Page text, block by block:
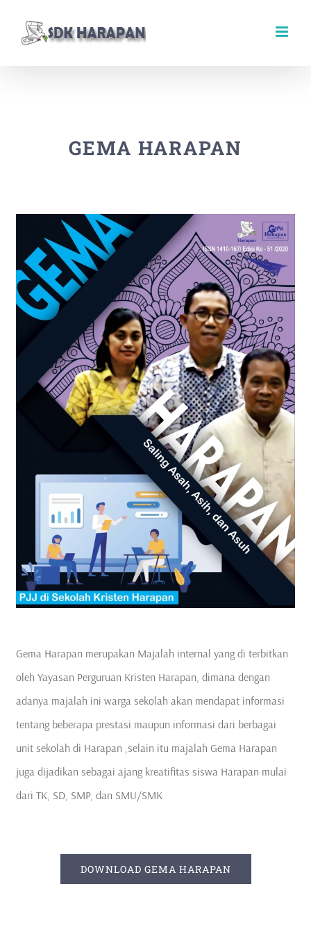
GEMA HARAPAN
Gema Harapan merupakan Majalah internal yang di terbitkan
oleh Yayasan Perguruan Kristen Harapan, dimana dengan
adanya majalah ini warga sekolah akan mendapat informasi
tentang beberapa prestasi maupun informasi dari berbagai
unit sekolah di Harapan ,selain itu majalah Gema Harapan
juga dijadikan sebagai ajang kreatifitas siswa Harapan mulai
dari TK, SD, SMP, dan SMU/SMK
DOWNLOAD GEMA HARAPAN